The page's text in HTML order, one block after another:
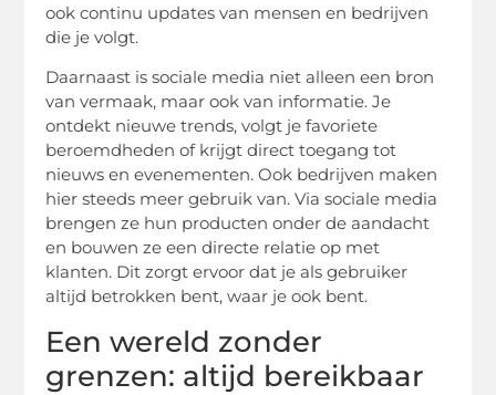
ook continu updates van mensen en bedrijven
die je volgt.
Daarnaast is sociale media niet alleen een bron
van vermaak, maar ook van informatie. Je
ontdekt nieuwe trends, volgt je favoriete
beroemdheden of krijgt direct toegang tot
nieuws en evenementen. Ook bedrijven maken
hier steeds meer gebruik van. Via sociale media
brengen ze hun producten onder de aandacht
en bouwen ze een directe relatie op met
klanten. Dit zorgt ervoor dat je als gebruiker
altijd betrokken bent, waar je ook bent.
Een wereld zonder
grenzen: altijd bereikbaar